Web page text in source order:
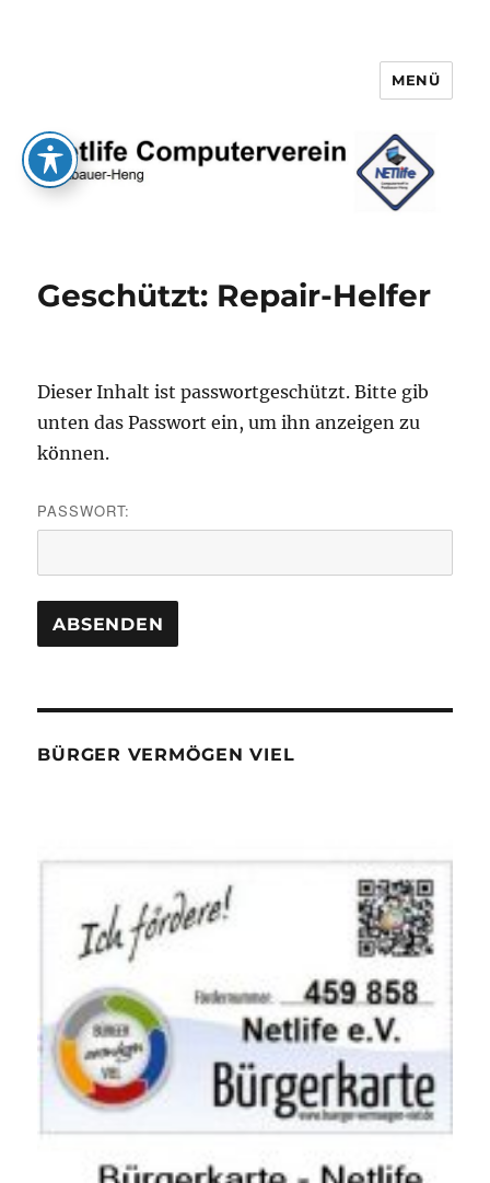
MENÜ
Geschützt: Repair-Helfer
Dieser Inhalt ist passwortgeschützt. Bitte gib
unten das Passwort ein, um ihn anzeigen zu
können.
PASSWORT:
BÜRGER VERMÖGEN VIEL